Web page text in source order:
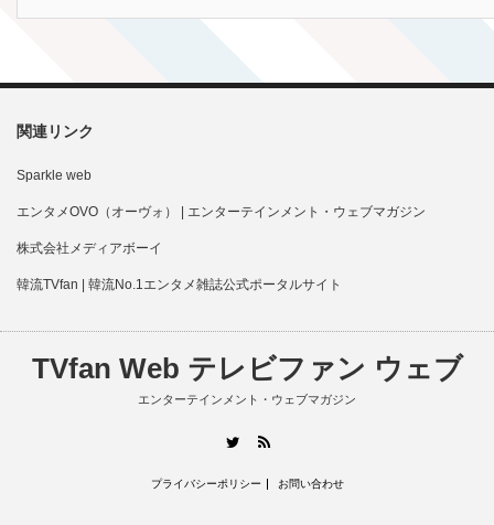
関連リンク
Sparkle web
エンタメOVO（オーヴォ） | エンターテインメント・ウェブマガジン
株式会社メディアボーイ
韓流TVfan | 韓流No.1エンタメ雑誌公式ポータルサイト
TVfan Web テレビファン ウェブ
エンターテインメント・ウェブマガジン
Twitter
プライバシーポリシー お問い合わせ